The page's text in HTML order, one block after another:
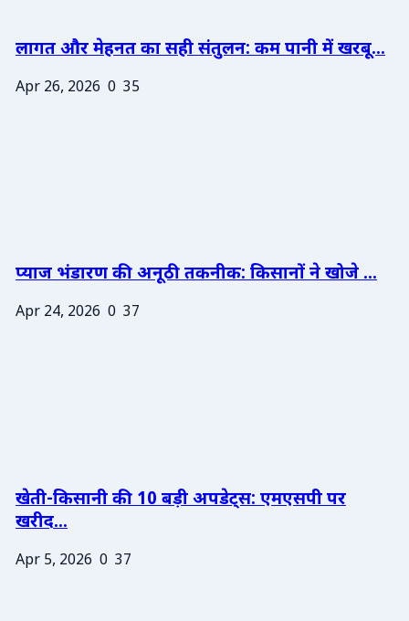
लागत और मेहनत का सही संतुलन: कम पानी में खरबू...
Apr 26, 2026 0 35
प्याज भंडारण की अनूठी तकनीक: किसानों ने खोजे ...
Apr 24, 2026 0 37
खेती-किसानी की 10 बड़ी अपडेट्स: एमएसपी पर
खरीद...
Apr 5, 2026 0 37